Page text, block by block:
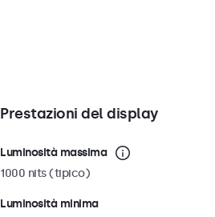
Prestazioni del display
Luminosità massima
1000 nits (tipico)
Luminosità minima